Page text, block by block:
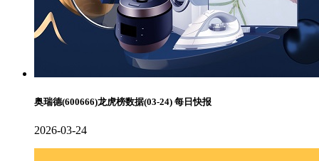
奥瑞德(600666)龙虎榜数据(03-24) 每日快报
2026-03-24